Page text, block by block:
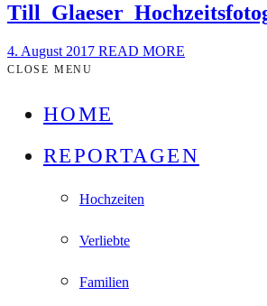
4. August 2017 READ MORE
CLOSE MENU
HOME
REPORTAGEN
Hochzeiten
Verliebte
Familien